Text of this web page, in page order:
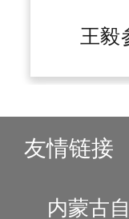
王毅
友情链接
内蒙古